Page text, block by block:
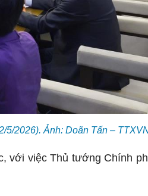
5/2026). Ảnh: Doãn Tấn –
với việc Thủ tướng Chính